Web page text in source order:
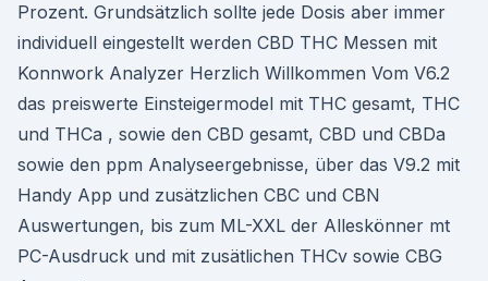
Prozent. Grundsätzlich sollte jede Dosis aber immer
individuell eingestellt werden CBD THC Messen mit
Konnwork Analyzer Herzlich Willkommen Vom V6.2
das preiswerte Einsteigermodel mit THC gesamt, THC
und THCa , sowie den CBD gesamt, CBD und CBDa
sowie den ppm Analyseergebnisse, über das V9.2 mit
Handy App und zusätzlichen CBC und CBN
Auswertungen, bis zum ML-XXL der Alleskönner mt
PC-Ausdruck und mit zusätlichen THCv sowie CBG